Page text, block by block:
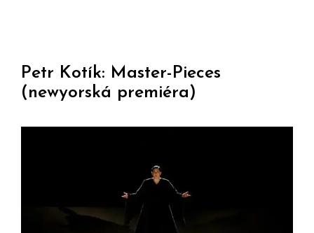
Petr Kotík: Master-Pieces
(newyorská premiéra)